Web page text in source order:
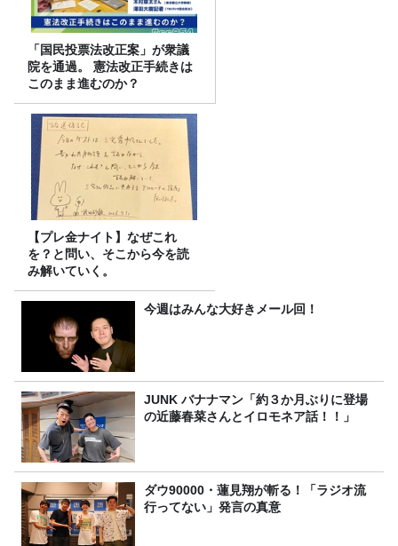
「国民投票法改正案」が衆議
院を通過。 憲法改正手続きは
このまま進むのか？
【プレ金ナイト】なぜこれ
を？と問い、そこから今を読
み解いていく。
今週はみんな大好きメール回！
JUNK バナナマン「約３か月ぶりに登場
の近藤春菜さんとイロモネア話！！」
ダウ90000・蓮見翔が斬る！「ラジオ流
行ってない」発言の真意